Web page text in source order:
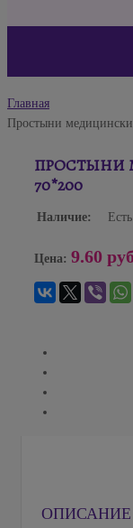
Главная
Простыни
ПРОСТЫНИ
70*200
Наличие:
Цена: 9.60
ОПИСАНИЕ